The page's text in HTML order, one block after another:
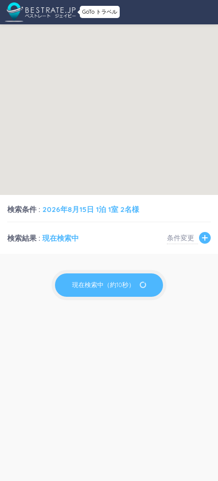
GoTo トラベル
検索条件 : 2026年8月15日 1泊 1室 2名様
検索結果 : 現在検索中 条件変更
現在検索中（約10秒）